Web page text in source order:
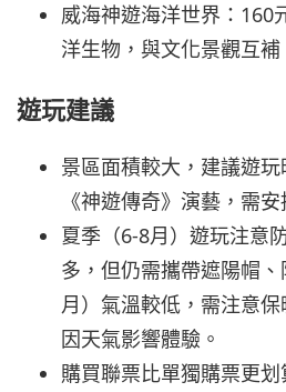
威海神遊海洋世界：160
洋生物，與文化景觀互補
遊玩建議
景區面積較大，建議遊
《神遊傳奇》演藝，需
夏季（6-8月）遊玩注意
多，但仍需攜帶遮陽帽
月）氣溫較低，需注意
因天氣影響體驗。
購買聯票比單獨購票更